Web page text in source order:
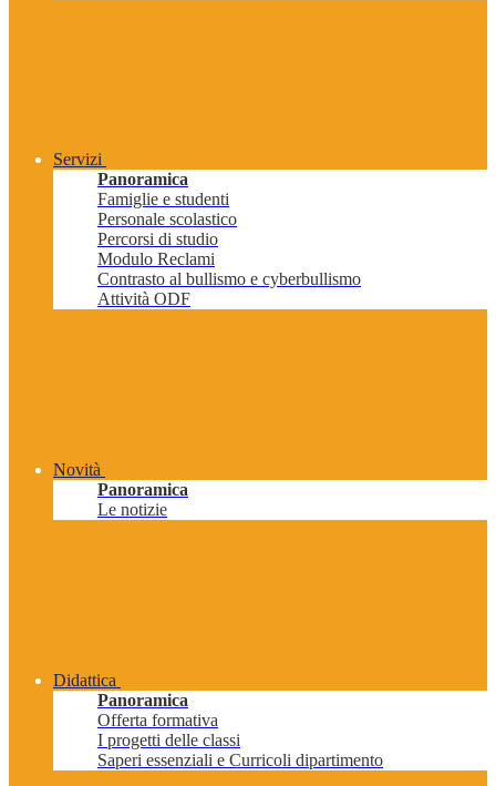
Servizi
Panoramica
Famiglie e studenti
Personale scolastico
Percorsi di studio
Modulo Reclami
Contrasto al bullismo e cyberbullismo
Attività ODF
Novità
Panoramica
Le notizie
Didattica
Panoramica
Offerta formativa
I progetti delle classi
Saperi essenziali e Curricoli dipartimento